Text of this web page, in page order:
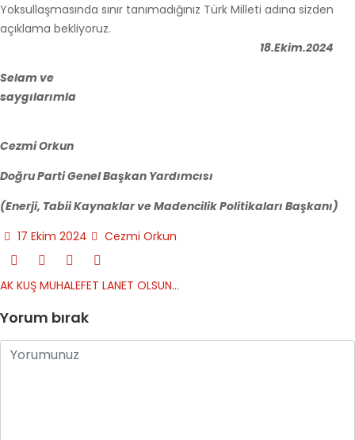
Yoksullaşmasında sınır tanımadığınız Türk Milleti adına sizden
açıklama bekliyoruz.
18.Ekim.2024
Selam ve
saygılarımla
Cezmi Orkun
Doğru Parti Genel Başkan Yardımcısı
(Enerji, Tabii Kaynaklar ve Madencilik Politikaları Başkanı)
17 Ekim 2024
Cezmi Orkun
AK KUŞ MUHALEFET LANET OLSUN…
Yorum bırak